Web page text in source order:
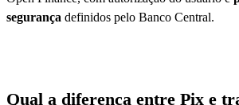
segurança definidos pelo Banco Central.
Qual a diferença entre Pix e